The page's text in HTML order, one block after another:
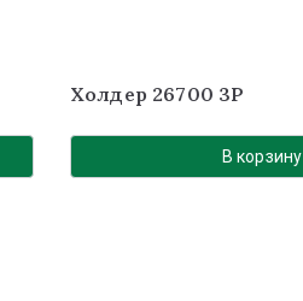
Холдер 26700 3P
В корзину